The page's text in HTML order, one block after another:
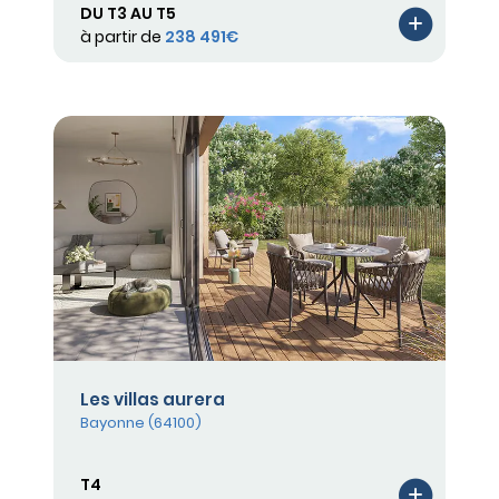
DU T3 AU T5
à partir de 238 491€
Les villas aurera
Bayonne (64100)
T4